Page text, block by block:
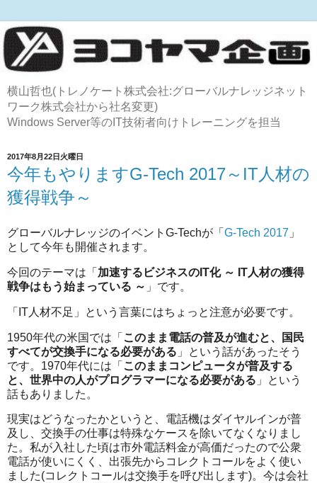
横山哲也(トレノケート株式会社:グローバルナレッジネット
ワーク株式会社から社名変更)
Windows Server等のIT技術者向けトレーニングを担当
2017年8月22日火曜日
今年もやりますG-Tech 2017～IT人材の
獲得戦争～
グローバルナレッジのイベントG-Techが「 G-Tech 2017 」
として今年も開催されます。
今回のテーマは「 加速するビジネスのIT化 ～ IT人材の獲得
戦争はもう始まっている ～ 」です。
「IT人材不足」という言葉にはちょっと注意が必要です。
1950年代の米国では「 このまま電話の普及が進むと、国民
すべてが交換手になる必要がある 」という話があったそう
です。1970年代には「 このままコンピュータが普及する
と、世界中の人がプログラマーになる必要がある 」という
話もありました。
現実はどうなったかというと、電話機はダイヤルインが普
及し、交換手の仕事は特殊なケースを除いてなくなりまし
た。私が入社した頃は市外電話料金が高価だったので公衆
電話が使いにくく、出張先からコレクトコールをよく使い
ました(コレクトコールは交換手を呼び出します)。今は会社